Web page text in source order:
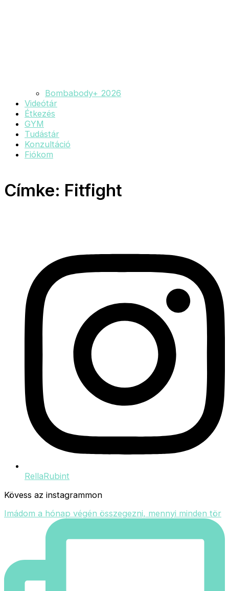
Bombabody+ 2026
Videótár
Étkezés
GYM
Tudástár
Konzultáció
Fiókom
Címke: Fitfight
RellaRubint
Kövess az instagrammon
Imádom a hónap végén összegezni, mennyi minden tör